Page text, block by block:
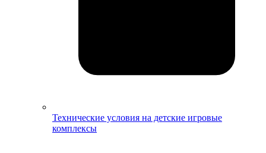
Технические условия на детские игровые
комплексы